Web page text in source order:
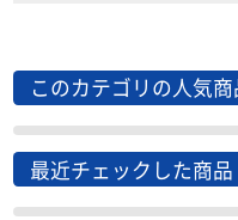
このカテゴリの人気商
最近チェックした商品